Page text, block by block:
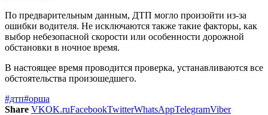
По предварительным данным, ДТП могло произойти из-за
ошибки водителя. Не исключаются также такие факторы, как
выбор небезопасной скорости или особенности дорожной
обстановки в ночное время.
В настоящее время проводится проверка, устанавливаются все
обстоятельства произошедшего.
#дтп#орша
Share VKOK.ruFacebookTwitterWhatsAppTelegramViber